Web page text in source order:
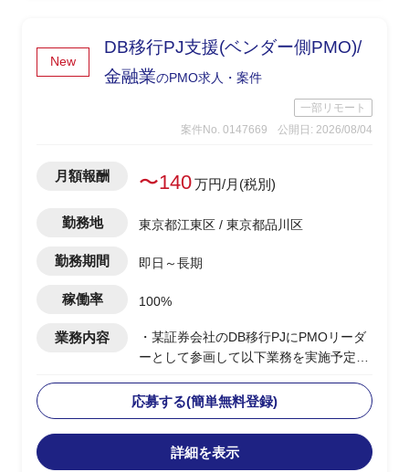
・中長期的なプロジェクトマネジメント
標準化・マネジメントシステム確立、マ
New
DB移行PJ支援(ベンダー側PMO)/
金融業のPMO求人・案件
一部リモート
案件No. 0147669
公開日: 2026/08/04
月額報酬 〜140万円/月(税別)
勤務地 東京都江東区 / 東京都品川区
勤務期間 即日～長期
稼働率 100%
業務内容
・某証券会社のDB移行PJにPMOリーダ
ーとして参画して以下業務を実施予定
体の進捗管理/情報収集
-開発BP社の進捗状況/障害解消状況/移行
対応状況の総合的な管理
-製造/単体/結合/総合テスト(3パラレル進
応募する(簡単無料登録)
詳細を表示